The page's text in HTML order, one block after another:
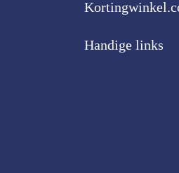
Handige links